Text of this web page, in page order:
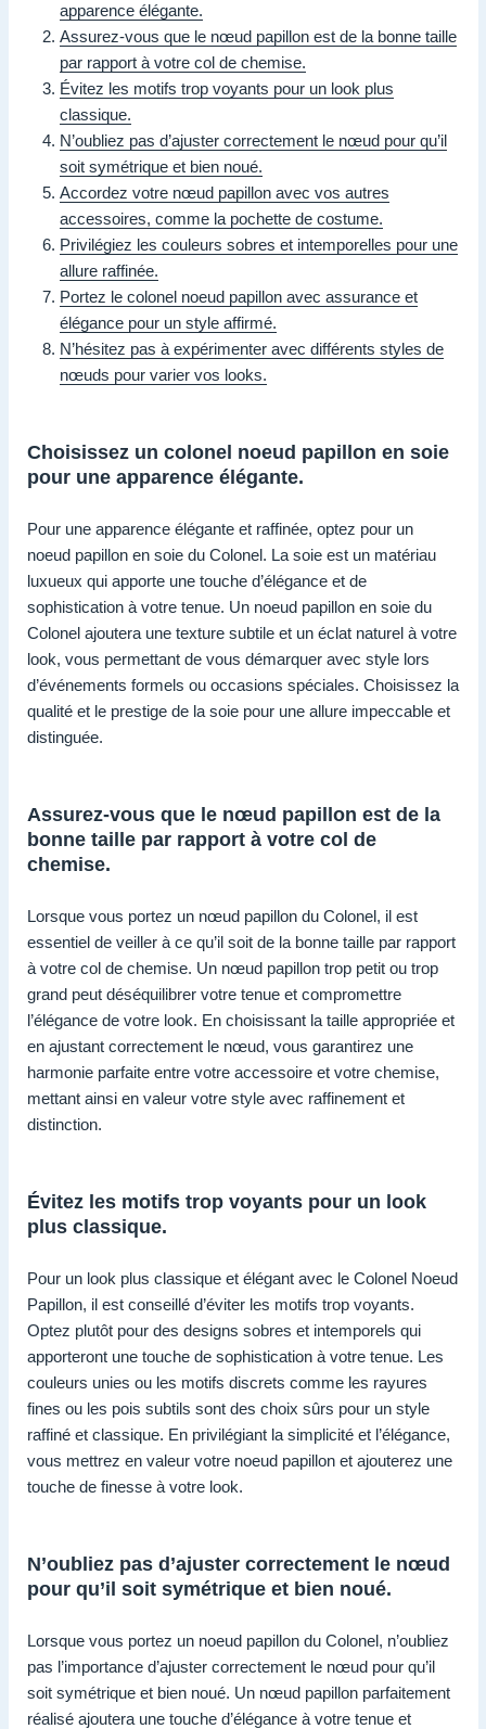
apparence élégante.
Assurez-vous que le nœud papillon est de la bonne taille
par rapport à votre col de chemise.
Évitez les motifs trop voyants pour un look plus
classique.
N’oubliez pas d’ajuster correctement le nœud pour qu’il
soit symétrique et bien noué.
Accordez votre nœud papillon avec vos autres
accessoires, comme la pochette de costume.
Privilégiez les couleurs sobres et intemporelles pour une
allure raffinée.
Portez le colonel noeud papillon avec assurance et
élégance pour un style affirmé.
N’hésitez pas à expérimenter avec différents styles de
nœuds pour varier vos looks.
Choisissez un colonel noeud papillon en soie
pour une apparence élégante.
Pour une apparence élégante et raffinée, optez pour un
noeud papillon en soie du Colonel. La soie est un matériau
luxueux qui apporte une touche d’élégance et de
sophistication à votre tenue. Un noeud papillon en soie du
Colonel ajoutera une texture subtile et un éclat naturel à votre
look, vous permettant de vous démarquer avec style lors
d’événements formels ou occasions spéciales. Choisissez la
qualité et le prestige de la soie pour une allure impeccable et
distinguée.
Assurez-vous que le nœud papillon est de la
bonne taille par rapport à votre col de
chemise.
Lorsque vous portez un nœud papillon du Colonel, il est
essentiel de veiller à ce qu’il soit de la bonne taille par rapport
à votre col de chemise. Un nœud papillon trop petit ou trop
grand peut déséquilibrer votre tenue et compromettre
l’élégance de votre look. En choisissant la taille appropriée et
en ajustant correctement le nœud, vous garantirez une
harmonie parfaite entre votre accessoire et votre chemise,
mettant ainsi en valeur votre style avec raffinement et
distinction.
Évitez les motifs trop voyants pour un look
plus classique.
Pour un look plus classique et élégant avec le Colonel Noeud
Papillon, il est conseillé d’éviter les motifs trop voyants.
Optez plutôt pour des designs sobres et intemporels qui
apporteront une touche de sophistication à votre tenue. Les
couleurs unies ou les motifs discrets comme les rayures
fines ou les pois subtils sont des choix sûrs pour un style
raffiné et classique. En privilégiant la simplicité et l’élégance,
vous mettrez en valeur votre noeud papillon et ajouterez une
touche de finesse à votre look.
N’oubliez pas d’ajuster correctement le nœud
pour qu’il soit symétrique et bien noué.
Lorsque vous portez un noeud papillon du Colonel, n’oubliez
pas l’importance d’ajuster correctement le nœud pour qu’il
soit symétrique et bien noué. Un nœud papillon parfaitement
réalisé ajoutera une touche d’élégance à votre tenue et